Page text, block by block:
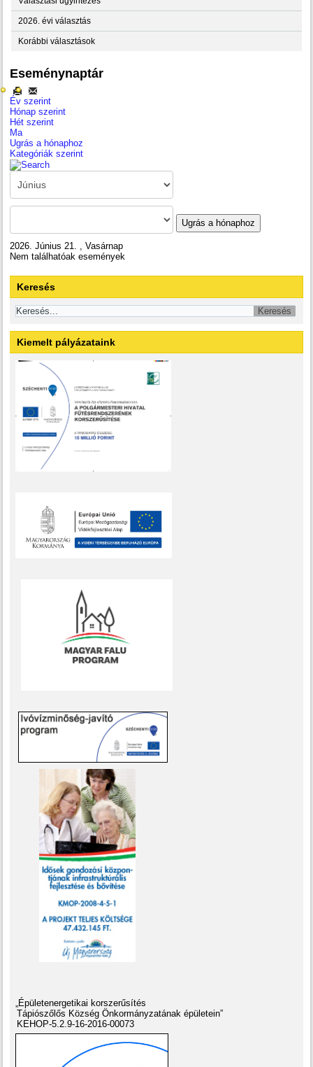
2026. évi választás
Korábbi választások
Eseménynaptár
Év szerint
Hónap szerint
Hét szerint
Ma
Ugrás a hónaphoz
Kategóriák szerint
Ugrás a hónaphoz
2026. Június 21. , Vasárnap
Nem találhatóak események
Keresés
Kiemelt pályázataink
„Épületenergetikai korszerűsítés
Tápiószőlős Község Önkormányzatának épületein”
KEHOP-5.2.9-16-2016-00073